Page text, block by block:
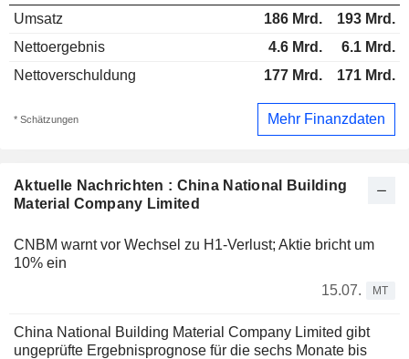
Aktuelle Nachrichten : China National Building
Material Company Limited
CNBM warnt vor Wechsel zu H1-Verlust; Aktie bricht um
10% ein
15.07.
MT
China National Building Material Company Limited gibt
ungeprüfte Ergebnisprognose für die sechs Monate bis
Umsatz
186 Mrd.
193 Mrd.
Nettoergebnis
4.6 Mrd.
6.1 Mrd.
Nettoverschuldung
177 Mrd. 171 Mrd.
* Schätzungen Mehr Finanzdaten